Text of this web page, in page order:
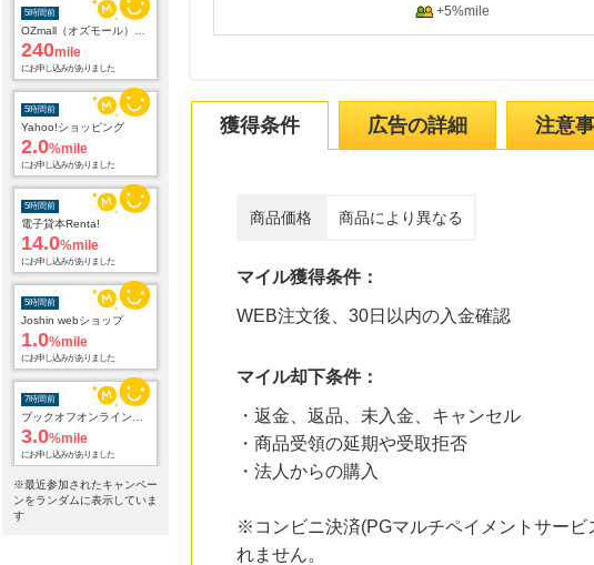
5時間前
240mile
にお申し込みがありました
5時間前
Yahoo!ショッピング
2.0%mile
にお申し込みがありました
5時間前
電子貸本Renta!
14.0%mile
にお申し込みがありました
5時間前
Joshin webショップ
1.0%mile
にお申し込みがありました
7時間前
3.0%mile
にお申し込みがありました
22時間前
楽天市場
※最近参加されたキャンペー
ンをランダムに表示していま
す
+5%mile
獲得条件 広告の詳細 注意
商品価格 商品により異なる
マイル獲得条件：
WEB注文後、30日以内の入金確認
マイル却下条件：
・返金、返品、未入金、キャンセル
・商品受領の延期や受取拒否
・法人からの購入
※コンビニ決済(PGマルチペイメントサービ
れません。